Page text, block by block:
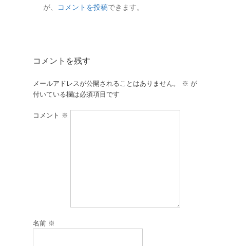
が、
コメントを投稿できます。
コメントを残す
メールアドレスが公開されることはありません。 ※ が
付いている欄は必須項目です
コメント ※
名前 ※